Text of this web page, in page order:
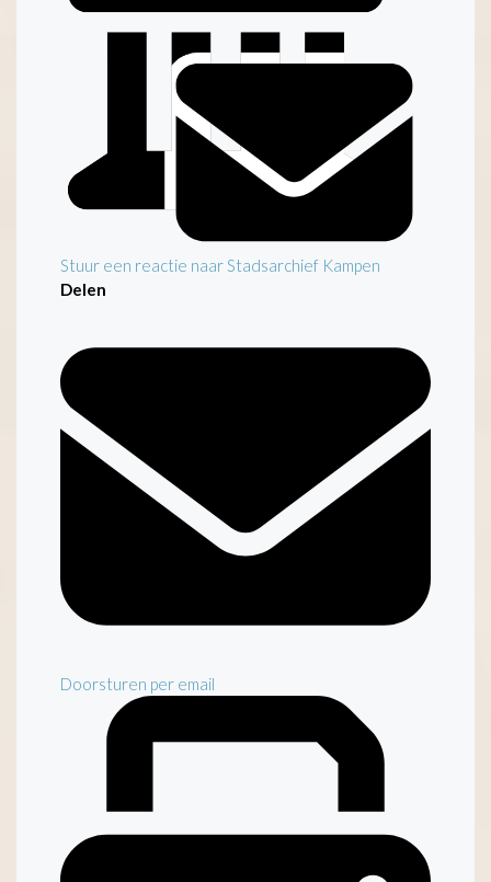
Stuur een reactie naar Stadsarchief Kampen
Delen
Doorsturen per email